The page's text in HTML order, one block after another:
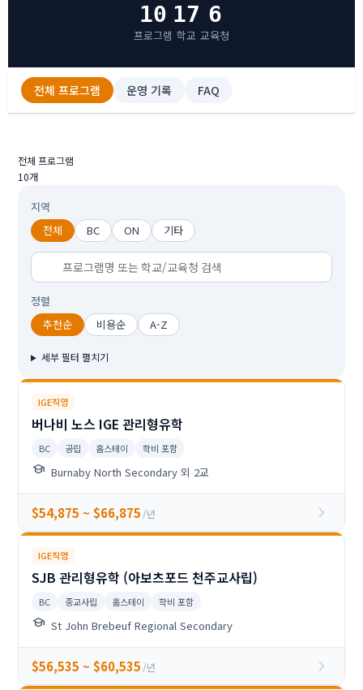
10
프로그램
17
학교
6
교육청
전체 프로그램 운영 기록 FAQ
전체 프로그램
10개
지역
전체
BC ON 기타
정렬
추천순
비용순 A-Z
세부 필터 펼치기
IGE직영
버나비 노스 IGE 관리형유학
BC 공립 홈스테이 학비 포함
school Burnaby North Secondary 외 2교
$54,875 ~ $66,875 /년 chevron_right
IGE직영
SJB 관리형유학 (아보츠포드 천주교사립)
BC 종교사립 홈스테이 학비 포함
school St John Brebeuf Regional Secondary
$56,535 ~ $60,535 /년 chevron_right